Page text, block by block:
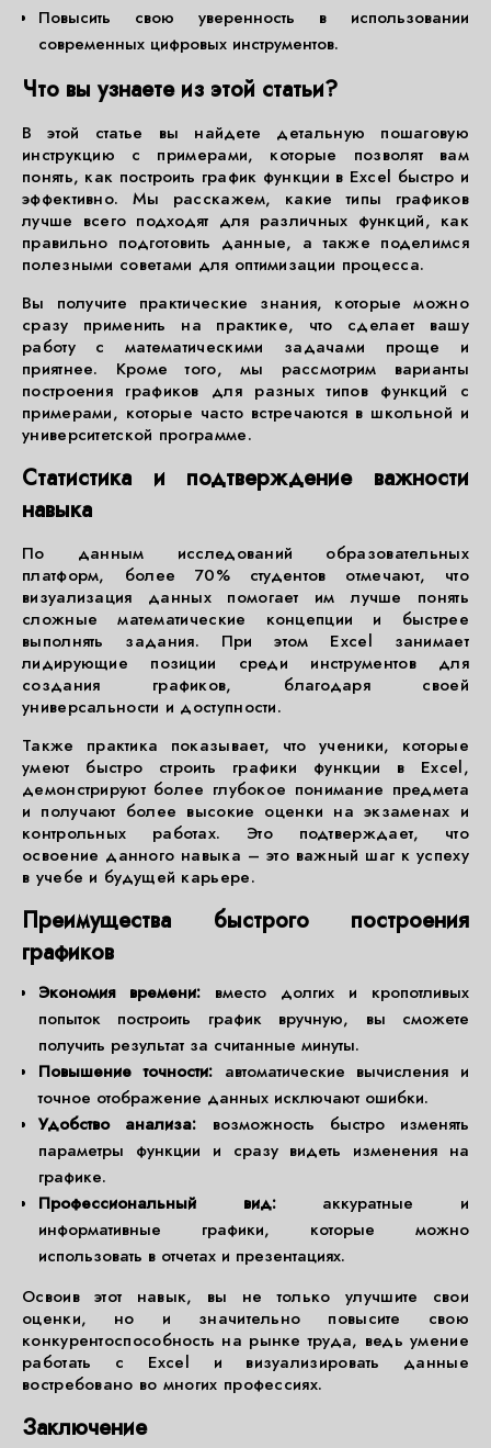
Повысить свою уверенность в использовании
современных цифровых инструментов.
Что вы узнаете из этой статьи?
В этой статье вы найдете детальную пошаговую
инструкцию с примерами, которые позволят вам
понять, как построить график функции в Excel быстро и
эффективно. Мы расскажем, какие типы графиков
лучше всего подходят для различных функций, как
правильно подготовить данные, а также поделимся
полезными советами для оптимизации процесса.
Вы получите практические знания, которые можно
сразу применить на практике, что сделает вашу
работу с математическими задачами проще и
приятнее. Кроме того, мы рассмотрим варианты
построения графиков для разных типов функций с
примерами, которые часто встречаются в школьной и
университетской программе.
Статистика и подтверждение важности
навыка
По данным исследований образовательных
платформ, более 70% студентов отмечают, что
визуализация данных помогает им лучше понять
сложные математические концепции и быстрее
выполнять задания. При этом Excel занимает
лидирующие позиции среди инструментов для
создания графиков, благодаря своей
универсальности и доступности.
Также практика показывает, что ученики, которые
умеют быстро строить графики функции в Excel,
демонстрируют более глубокое понимание предмета
и получают более высокие оценки на экзаменах и
контрольных работах. Это подтверждает, что
освоение данного навыка – это важный шаг к успеху
в учебе и будущей карьере.
Преимущества быстрого построения
графиков
Экономия времени: вместо долгих и кропотливых
попыток построить график вручную, вы сможете
получить результат за считанные минуты.
Повышение точности:автоматические вычисления и
точное отображение данных исключают ошибки.
Удобство анализа: возможность быстро изменять
параметры функции и сразу видеть изменения на
графике.
Профессиональный вид:аккуратные и
информативные графики, которые можно
использовать в отчетах и презентациях.
Освоив этот навык, вы не только улучшите свои
оценки, но и значительно повысите свою
конкурентоспособность на рынке труда, ведь умение
работать с Excel и визуализировать данные
востребовано во многих профессиях.
Заключение